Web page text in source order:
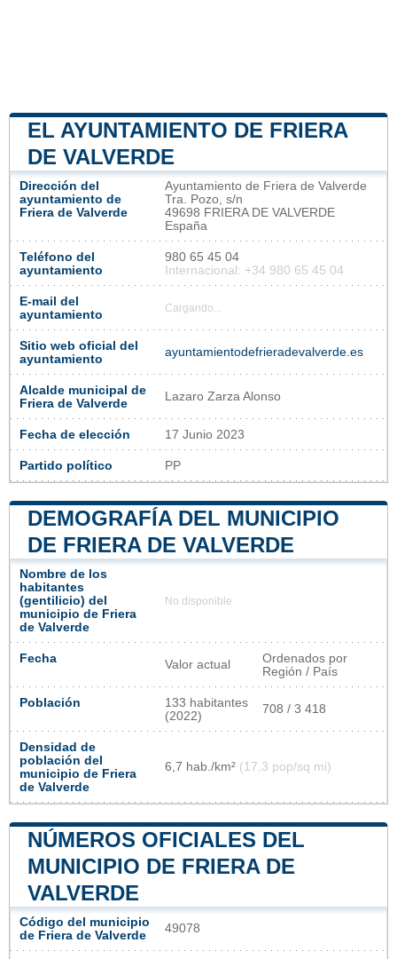
EL AYUNTAMIENTO DE FRIERA
DE VALVERDE
Dirección del
ayuntamiento de
Friera de Valverde
Ayuntamiento de Friera de Valverde
Tra. Pozo, s/n
49698 FRIERA DE VALVERDE
España
Teléfono del
ayuntamiento
980 65 45 04
Internacional: +34 980 65 45 04
E-mail del
ayuntamiento
Cargando...
Sitio web oficial del
ayuntamiento
ayuntamientodefrieradevalverde.es
Alcalde municipal de
Friera de Valverde
Lazaro Zarza Alonso
Fecha de elección 17 Junio 2023
Partido político PP
DEMOGRAFÍA DEL MUNICIPIO
DE FRIERA DE VALVERDE
Nombre de los
habitantes
(gentilicio) del
municipio de Friera
de Valverde
No disponible
Fecha Valor actual
Ordenados por
Región / País
Población
133 habitantes
(2022)
708 / 3 418
Densidad de
población del
municipio de Friera
de Valverde
6,7 hab./km² (17,3 pop/sq mi)
NÚMEROS OFICIALES DEL
MUNICIPIO DE FRIERA DE
VALVERDE
Código del municipio
de Friera de Valverde
49078